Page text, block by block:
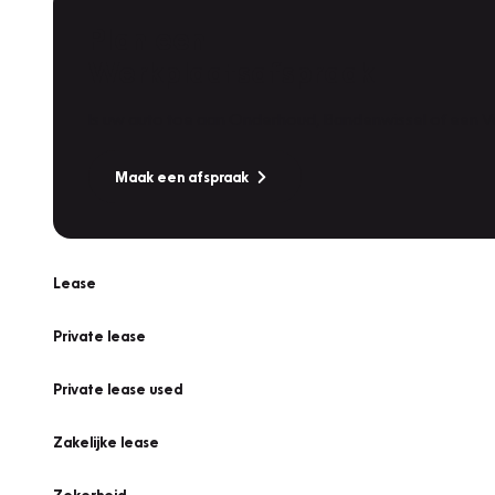
Maak een afspraak
Lease
Private lease
Private lease used
Zakelijke lease